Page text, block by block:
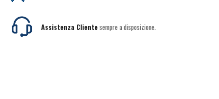
Assistenza Clientesempre a disposizione.